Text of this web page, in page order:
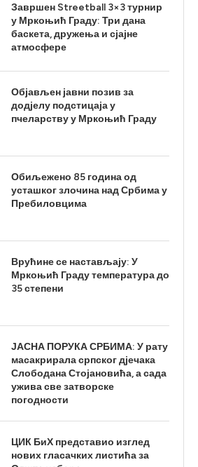
Завршен Streetball 3×3 турнир
у Мркоњић Граду: Три дана
баскета, дружења и сјајне
атмосфере
Објављен јавни позив за
додјелу подстицаја у
пчеларству у Мркоњић Граду
Обиљежено 85 година од
усташког злочина над Србима у
Пребиловцима
Врућине се настављају: У
Мркоњић Граду температура до
35 степени
ЈАСНА ПОРУКА СРБИМА: У рату
масакрирала српског дјечака
Слободана Стојановића, а сада
ужива све затворске
погодности
ЦИК БиХ представио изглед
нових гласачких листића за